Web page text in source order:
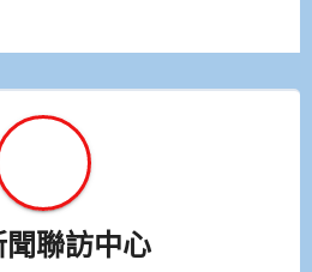
聞聯訪中心